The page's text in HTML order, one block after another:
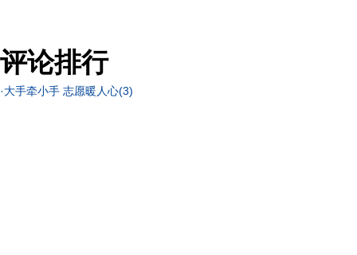
评论排行
·大手牵小手 志愿暖人心(3)